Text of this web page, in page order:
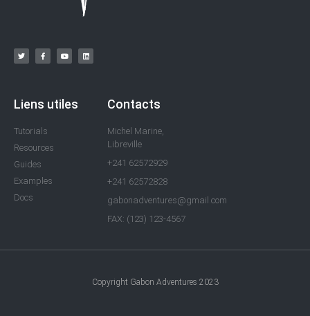
Liens utiles
Tutorials
Resources
Guides
Examples
Docs
Contacts
Michel Marine,
Libreville
+241 62572929
+241 62572828
gabonadventures@gmail.com
FAX: (123) 123-4567
Copyright Gabon Adventures 2023